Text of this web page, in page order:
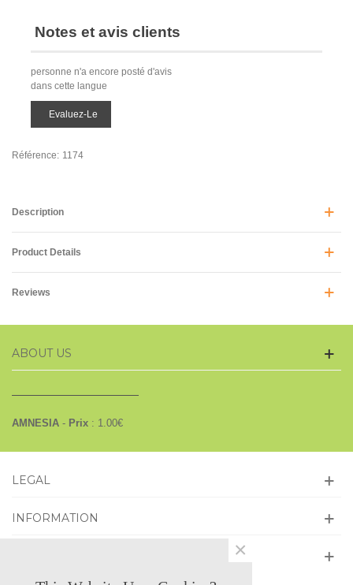
Notes et avis clients
personne n'a encore posté d'avis
dans cette langue
Evaluez-Le
Référence: 1174
Description
Product Details
Reviews
ABOUT US
AMNESIA - Prix : 1.00€
LEGAL
INFORMATION
×